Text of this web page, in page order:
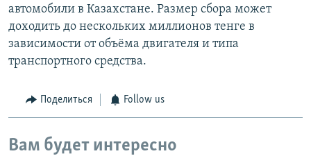
автомобили в Казахстане. Размер сбора может
доходить до нескольких миллионов тенге в
зависимости от объёма двигателя и типа
транспортного средства.
Поделиться Follow us
Вам будет интересно